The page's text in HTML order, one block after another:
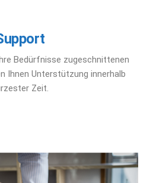
Bedürfnisse zugeschnittenen
Ihnen Unterstützung innerhalb
Zeit.